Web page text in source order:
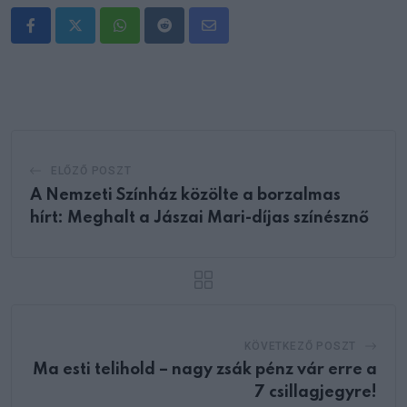
WhatsappRedditShare
A Nemzeti Színház közölte a borzalmas
hírt: Meghalt a Jászai Mari-díjas színésznő
Ma esti telihold – nagy zsák pénz vár erre a
7 csillagjegyre!